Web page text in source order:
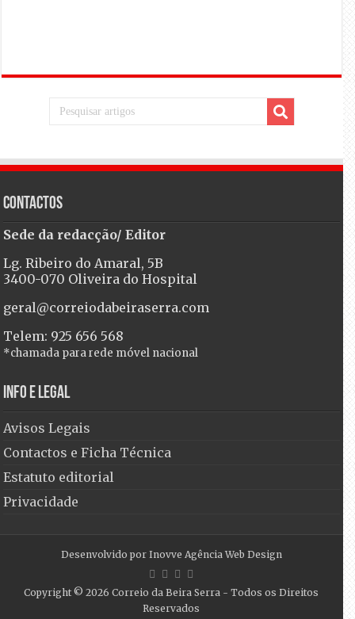
Contactos
Sede da redacção/ Editor
Lg. Ribeiro do Amaral, 5B
3400-070 Oliveira do Hospital
geral@correiodabeiraserra.com
Telem: 925 656 568
*chamada para rede móvel nacional
Info e Legal
Avisos Legais
Contactos e Ficha Técnica
Estatuto editorial
Privacidade
Desenvolvido por Inovve Agência Web Design
Copyright © 2026Correio da Beira Serra - Todos os Direitos
Reservados